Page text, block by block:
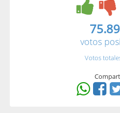
votos
Votos